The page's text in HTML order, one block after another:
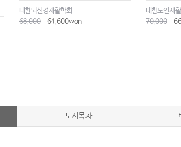
대한뇌신경재활학회
68,000
64,600won
대한노인재
70,000
도서목차